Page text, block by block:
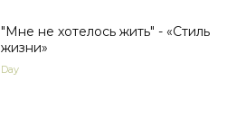
"Мне не хотелось жить" - «Стиль
жизни»
Day